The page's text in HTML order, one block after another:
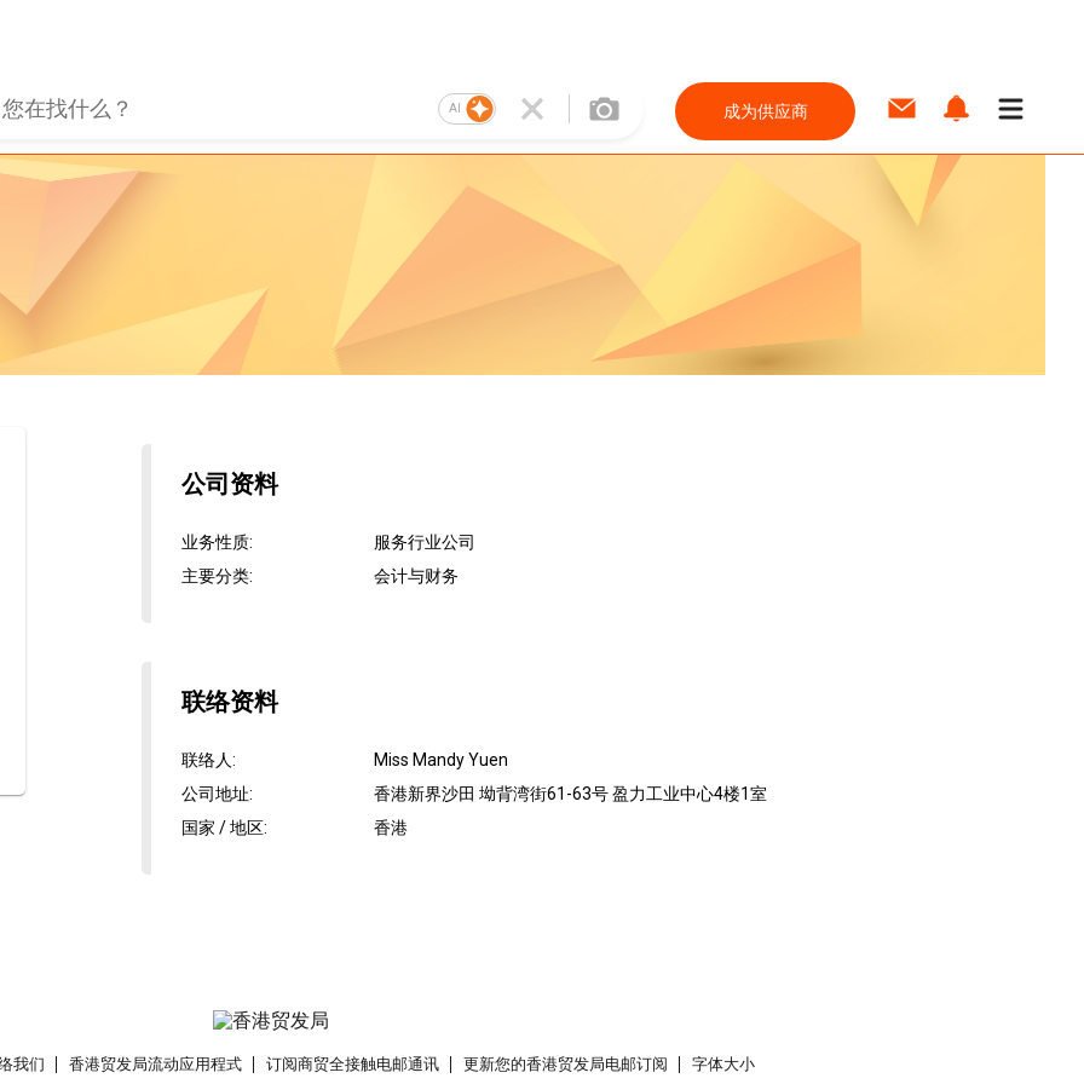
AI 成为供应商
公司资料
业务性质:
服务行业公司
主要分类: 会计与财务
联络资料
联络人:
Miss Mandy Yuen
公司地址:
香港新界沙田 坳背湾街61-63号 盈力工业中心4楼1室
国家 / 地区: 香港
我们 香港贸发局流动应用程式 订阅商贸全接触电邮通讯 更新您的香港贸发局电邮订阅 字体大小